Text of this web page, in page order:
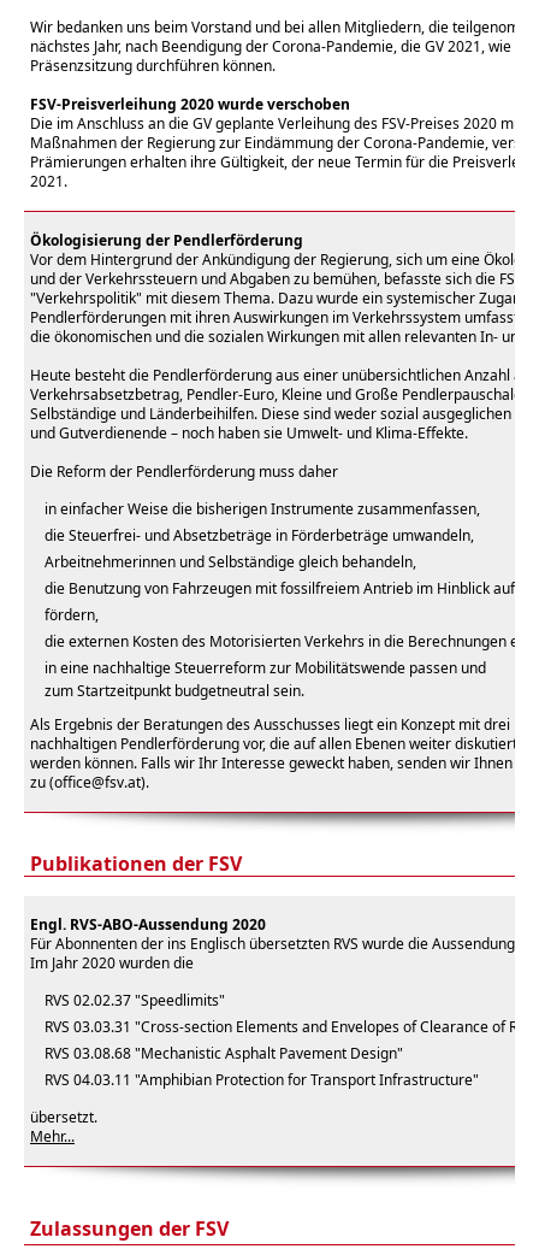
Wir bedanken uns beim Vorstand und bei allen Mitgliedern, die
nächstes Jahr, nach Beendigung der Corona-Pandemie, die GV 2021, wie in
Präsenzsitzung durchführen können.
FSV-Preisverleihung 2020 wurde verschoben
Die im Anschluss an die GV geplante Verleihung des FSV-Preises 2020
Maßnahmen der Regierung zur Eindämmung der Corona-Pandemie,
Prämierungen erhalten ihre Gültigkeit, der neue Termin für die
2021.
Ökologisierung der Pendlerförderung
Vor dem Hintergrund der Ankündigung der Regierung, sich um eine
und der Verkehrssteuern und Abgaben zu bemühen, befasste sich die FSV
"Verkehrspolitik" mit diesem Thema. Dazu wurde ein systemischer Zugang
Pendlerförderungen mit ihren Auswirkungen im Verkehrssystem umfasste.
die ökonomischen und die sozialen Wirkungen mit allen relevanten In- und
Heute besteht die Pendlerförderung aus einer unübersichtlichen Anzahl an
Verkehrsabsetzbetrag, Pendler-Euro, Kleine und Große Pendlerpauschale,
Selbständige und Länderbeihilfen. Diese sind weder sozial ausgeglichen –
und Gutverdienende – noch haben sie Umwelt- und Klima-Effekte.
Die Reform der Pendlerförderung muss daher
in einfacher Weise die bisherigen Instrumente zusammenfassen,
die Steuerfrei- und Absetzbeträge in Förderbeträge umwandeln,
Arbeitnehmerinnen und Selbständige gleich behandeln,
die Benutzung von Fahrzeugen mit fossilfreiem Antrieb im Hinblick auf
fördern,
die externen Kosten des Motorisierten Verkehrs in die Berechnungen
in eine nachhaltige Steuerreform zur Mobilitätswende passen und
zum Startzeitpunkt budgetneutral sein.
Als Ergebnis der Beratungen des Ausschusses liegt ein Konzept mit drei
nachhaltigen Pendlerförderung vor, die auf allen Ebenen weiter diskutiert
werden können. Falls wir Ihr Interesse geweckt haben, senden wir Ihnen
zu (office@fsv.at).
Publikationen der FSV
Engl. RVS-ABO-Aussendung 2020
Für Abonnenten der ins Englisch übersetzten RVS wurde die Aussendung
Im Jahr 2020 wurden die
RVS 02.02.37 "Speedlimits"
RVS 03.03.31 "Cross-section Elements and Envelopes of Clearance of
RVS 03.08.68 "Mechanistic Asphalt Pavement Design"
RVS 04.03.11 "Amphibian Protection for Transport Infrastructure"
übersetzt.
Mehr...
Zulassungen der FSV